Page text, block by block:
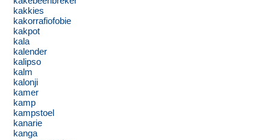
kakkies
kakorrafiofobie
kakpot
kala
kalender
kalipso
kalm
kalonji
kamer
kamp
kampstoel
kanarie
kanga